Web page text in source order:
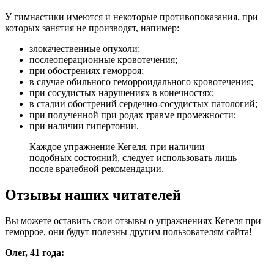
У гимнастики имеются и некоторые противопоказания, при
которых занятия не производят, напимер:
злокачественные опухоли;
послеоперационные кровотечения;
при обострениях геморроя;
в случае обильного геморроидального кровотечения;
при сосудистых нарушениях в конечностях;
в стадии обострений сердечно-сосудистых патологий;
при полученной при родах травме промежности;
при наличии гипертонии.
Каждое упражнение Кегеля, при наличии
подобных состояний, следует использовать лишь
после врачебной рекомендации.
Отзывы наших читателей
Вы можете оставить свои отзывы о упражнениях Кегеля при
геморрое, они будут полезны другим пользователям сайта!
Олег, 41 года: